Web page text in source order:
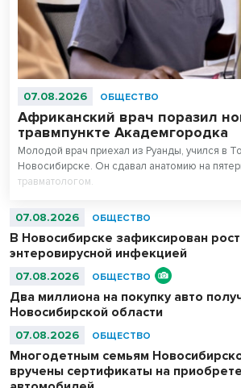
07.08.2026 ОБЩЕСТВО
Африканский врач поразил
травмпункте Академгородка
Молодой врач приехал из Руанды, учился в
Новосибирске. Он сдавал анатомию на
травматологом.
07.08.2026 ОБЩЕСТВО
В Новосибирске зафиксирован
энтеровирусной инфекцией
07.08.2026 ОБЩЕСТВО
Два миллиона на покупку авто
Новосибирской области
07.08.2026 ОБЩЕСТВО
Многодетным семьям
вручены сертификаты на